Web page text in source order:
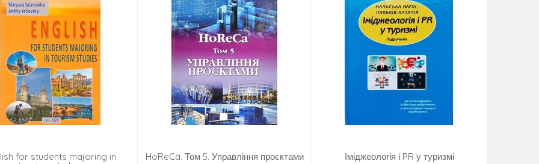
for students majoring in HoReCa. Том 5. Управління проєктами Іміджеологія і PR у туризмі